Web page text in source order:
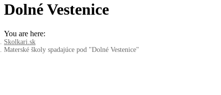
Dolné Vestenice
You are here:
Skolkari.sk
Materské školy spadajúce pod "Dolné Vestenice"